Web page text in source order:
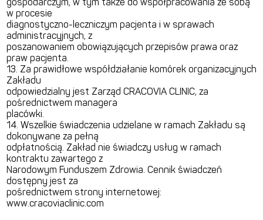
w procesie
diagnostyczno-leczniczym pacjenta i w sprawach
administracyjnych, z
poszanowaniem obowiązujących przepisów prawa oraz
praw pacjenta.
13. Za prawidłowe współdziałanie komórek organizacyjnych
Zakładu
odpowiedzialny jest Zarząd CRACOVIA CLINIC, za
pośrednictwem managera
placówki.
14. Wszelkie świadczenia udzielane w ramach Zakładu są
dokonywane za pełną
odpłatnością. Zakład nie świadczy usług w ramach
kontraktu zawartego z
Narodowym Funduszem Zdrowia. Cennik świadczeń
dostępny jest za
pośrednictwem strony internetowej:
www.cracoviaclinic.com